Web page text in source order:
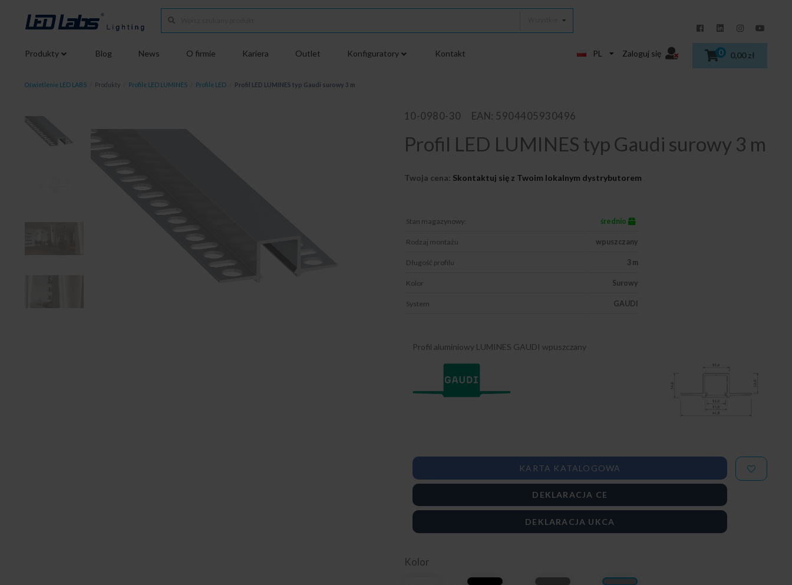
Produkty Blog News O firmie Kariera Outlet Konfiguratory Kontakt PL Zaloguj się 0 0,00 zł
Oświetlenie LED LABS Produkty Profile LED LUMINES Profile LED Profil LED LUMINES typ Gaudi surowy 3 m
10-0980-30 EAN: 5904405930496
Profil LED LUMINES typ Gaudi surowy 3 m
Twoja cena: Skontaktuj się z Twoim lokalnym dystrybutorem
Stan magazynowy: średnio
Rodzaj montażu wpuszczany
Długość profilu 3 m
Kolor Surowy
System GAUDI
Profil aluminiowy LUMINES GAUDI wpuszczany
KARTA KATALOGOWA
DEKLARACJA CE
DEKLARACJA UKCA
Kolor